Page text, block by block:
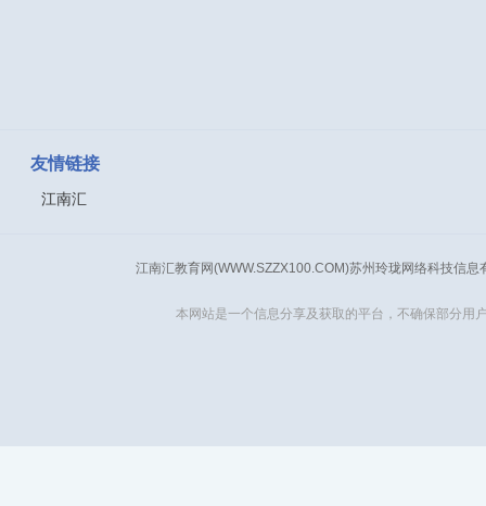
友情链接
江南汇
江南汇教育网(WWW.SZZX100.COM)苏州玲珑网络科技信
本网站是一个信息分享及获取的平台，不确保部分用